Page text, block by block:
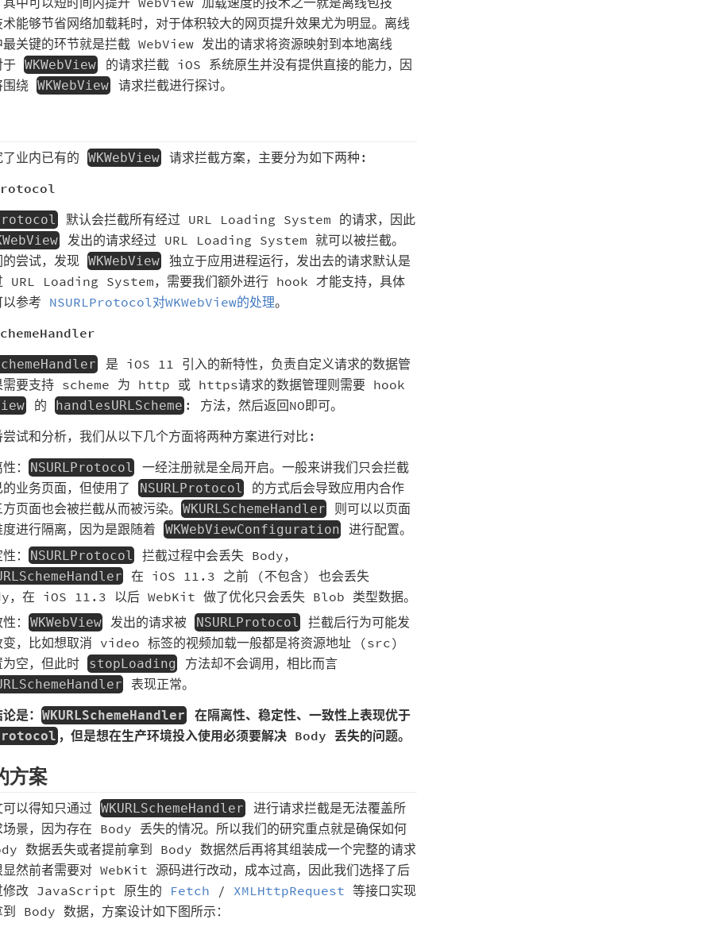
能够节省网络加载耗时，对于体积较大的网页提升效果尤为明显。离线
最关键的环节就是拦截 WebView 发出的请求将资源映射到本地离线
于 WKWebView
的请求拦截 iOS 系统原生并没有提供直接的能力，因
围绕
WKWebView 请求拦截进行探讨。
业内已有的 WKWebView
请求拦截方案，主要分为如下两种:
默认会拦截所有经过 URL Loading System 的请求，因此
发出的请求经过 URL Loading System 就可以被拦截。
尝试，发现 WKWebView
独立于应用进程运行，发出去的请求默认是
URL Loading System，需要我们额外进行 hook 才能支持，具体
参考 NSURLProtocol对WKWebView的处理。
是 iOS 11 引入的新特性，负责自定义请求的数据管
需要支持 scheme 为 http 或 https请求的数据管理则需要 hook
的 handlesURLScheme : 方法，然后返回NO即可。
试和分析，我们从以下几个方面将两种方案进行对比:
：
NSURLProtocol
一经注册就是全局开启。一般来讲我们只会拦截
的业务页面，但使用了
NSURLProtocol
的方式后会导致应用内合作
页面也会被拦截从而被污染。
WKURLSchemeHandler
则可以以页面
度进行隔离，因为是跟随着
WKWebViewConfiguration
进行配置。
：
NSURLProtocol 拦截过程中会丢失 Body，
在 iOS 11.3 之前 (不包含) 也会丢失
，在 iOS 11.3 以后 WebKit 做了优化只会丢失 Blob 类型数据。
：
WKWebView 发出的请求被 NSURLProtocol
拦截后行为可能发
变，比如想取消 video 标签的视频加载一般都是将资源地址 (src)
为空，但此时
stopLoading 方法却不会调用，相比而言
表现正常。
是： WKURLSchemeHandler 在隔离性、稳定性、一致性上表现优于
，但是想在生产环境投入使用必须要解决 Body 丢失的问题。
方案
以得知只通过 WKURLSchemeHandler
进行请求拦截是无法覆盖所
场景，因为存在 Body 丢失的情况。所以我们的研究重点就是确保如何
数据丢失或者提前拿到 Body 数据然后再将其组装成一个完整的请求
显然前者需要对 WebKit 源码进行改动，成本过高，因此我们选择了后
修改 JavaScript 原生的
Fetch / XMLHttpRequest 等接口实现
到 Body 数据，方案设计如下图所示：